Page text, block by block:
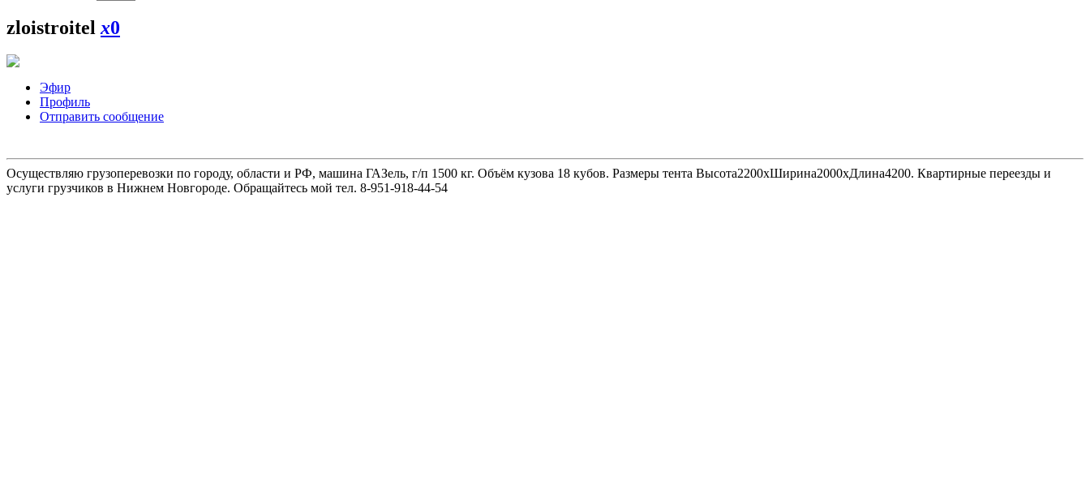
zloistroitel x0
Эфир
Профиль
Отправить сообщение
Осуществляю грузоперевозки по городу, области и РФ, машина ГАЗель, г/п 1500 кг. Объём кузова 18 кубов. Размеры тента Высота2200хШирина2000хДлина4200. Квартирные переезды и
услуги грузчиков в Нижнем Новгороде. Обращайтесь мой тел. 8-951-918-44-54